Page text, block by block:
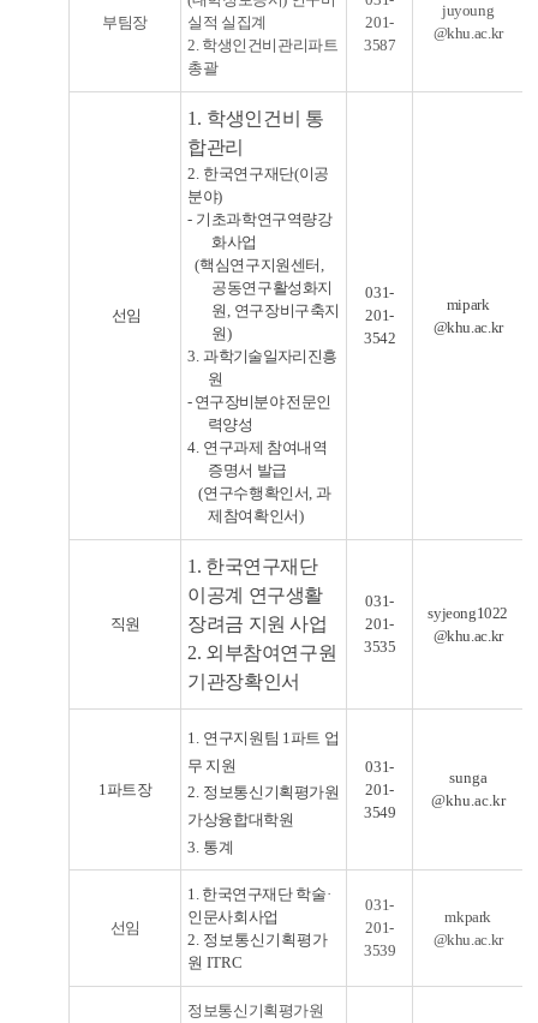
부팀장
실적 실집계
2. 학생인건비관리파트
총괄
201-
3587
juyoung
@khu.ac.kr
선임
1 . 학생인건비 통
합관리
2. 한국연구재단(이공
분야)
- 기초과학연구역량강
화사업
(핵심연구지원센터,
공동연구활성화지
원, 연구장비구축지
원)
3.과학기술일자리진흥
원
- 연구장비분야 전문인
력양성
4. 연구과제 참여내역
증명서 발급
(연구수행확인서,과
제참여확인서)
031-
201-
3542
mipark
@khu.ac.kr
직원
1. 한국연구재단
이공계 연구생활
장려금 지원 사업
2. 외부참여연구원
기관장확인서
031-
201-
3535
syjeong1022
@khu.ac.kr
1파트장
1. 연구지원팀 1 파트 업
무 지원
2. 정보통신기획평가원
가상융합대학원
3. 통계
031-
201-
3549
sunga
@khu.ac.kr
선임
1. 한국연구재단 학술·
인문사회사업
2. 정보통신기획평가
원 ITRC
031-
201-
3539
mkpark
@khu.ac.kr
정보통신기획평가원